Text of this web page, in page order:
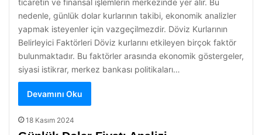
ticaretin ve finansal işlemlerin merkezinde yer alır. Bu
nedenle, günlük dolar kurlarının takibi, ekonomik analizler
yapmak isteyenler için vazgeçilmezdir. Döviz Kurlarının
Belirleyici Faktörleri Döviz kurlarını etkileyen birçok faktör
bulunmaktadır. Bu faktörler arasında ekonomik göstergeler,
siyasi istikrar, merkez bankası politikaları…
Devamını Oku
18 Kasım 2024